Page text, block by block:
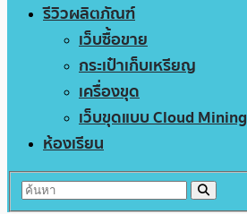
รีวิวผลิตภัณฑ์
เว็บซื้อขาย
กระเป๋าเก็บเหรียญ
เครื่องขุด
เว็บขุดแบบ Cloud Mining
ห้องเรียน